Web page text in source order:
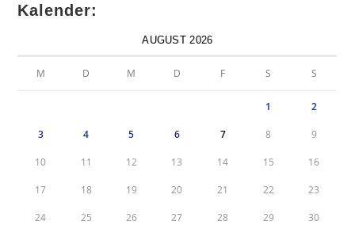
Kalender:
AUGUST 2026
M D M D F S S
1 2
3 4 5 6 7 8 9
10 11 12 13 14 15 16
17 18 19 20 21 22 23
24 25 26 27 28 29 30